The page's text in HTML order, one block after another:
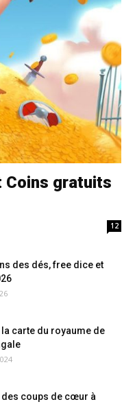
Coins gratuits
12
des dés, free dice et
carte du royaume de
coups de cœur à